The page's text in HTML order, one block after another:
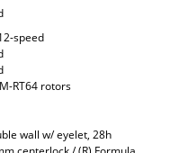
speed
RT64 rotors
wall w/ eyelet, 28h